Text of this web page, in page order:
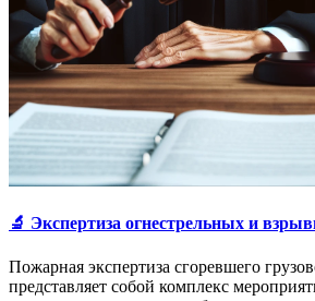
🔬 Экспертиза огнестрельных и
Пожарная экспертиза сгоревшего
представляет собой комплекс